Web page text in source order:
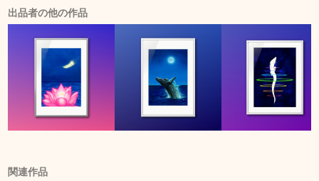
出品者の他の作品
関連作品